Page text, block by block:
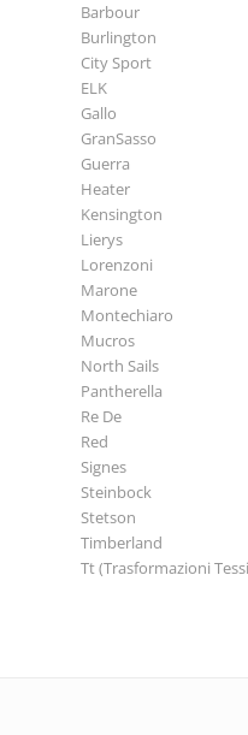
Barbour
Burlington
City Sport
ELK
Gallo
GranSasso
Guerra
Heater
Kensington
Lierys
Lorenzoni
Marone
Montechiaro
Mucros
North Sails
Pantherella
Re De
Red
Signes
Steinbock
Stetson
Timberland
Tt (Trasformazioni